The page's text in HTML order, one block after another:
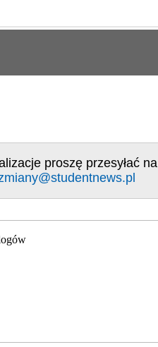
proszę przesyłać na